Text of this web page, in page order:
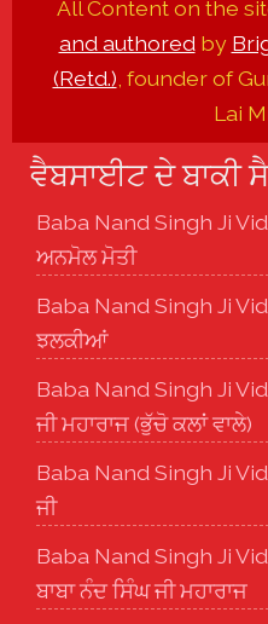
All Content on the
and authored by
(Retd.) , founder of
Lai
ਵੈਬਸਾਈਟ ਦੇ ਬਾਕੀ
Baba Nand Singh Ji
ਅਨਮੋਲ ਮੋਤੀ
Baba Nand Singh Ji
ਝਲਕੀਆਂ
Baba Nand Singh Ji
ਜੀ ਮਹਾਰਾਜ (ਭੁੱਚੋ ਕਲਾਂ ਵਾਲੇ)
Baba Nand Singh Ji
ਜੀ
Baba Nand Singh Ji
ਬਾਬਾ ਨੰਦ ਸਿੰਘ ਜੀ ਮਹਾਰਾਜ